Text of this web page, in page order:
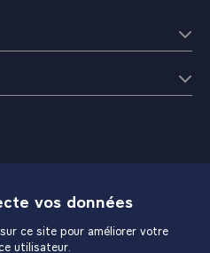
vos données
ce site pour améliorer votre
utilisateur.